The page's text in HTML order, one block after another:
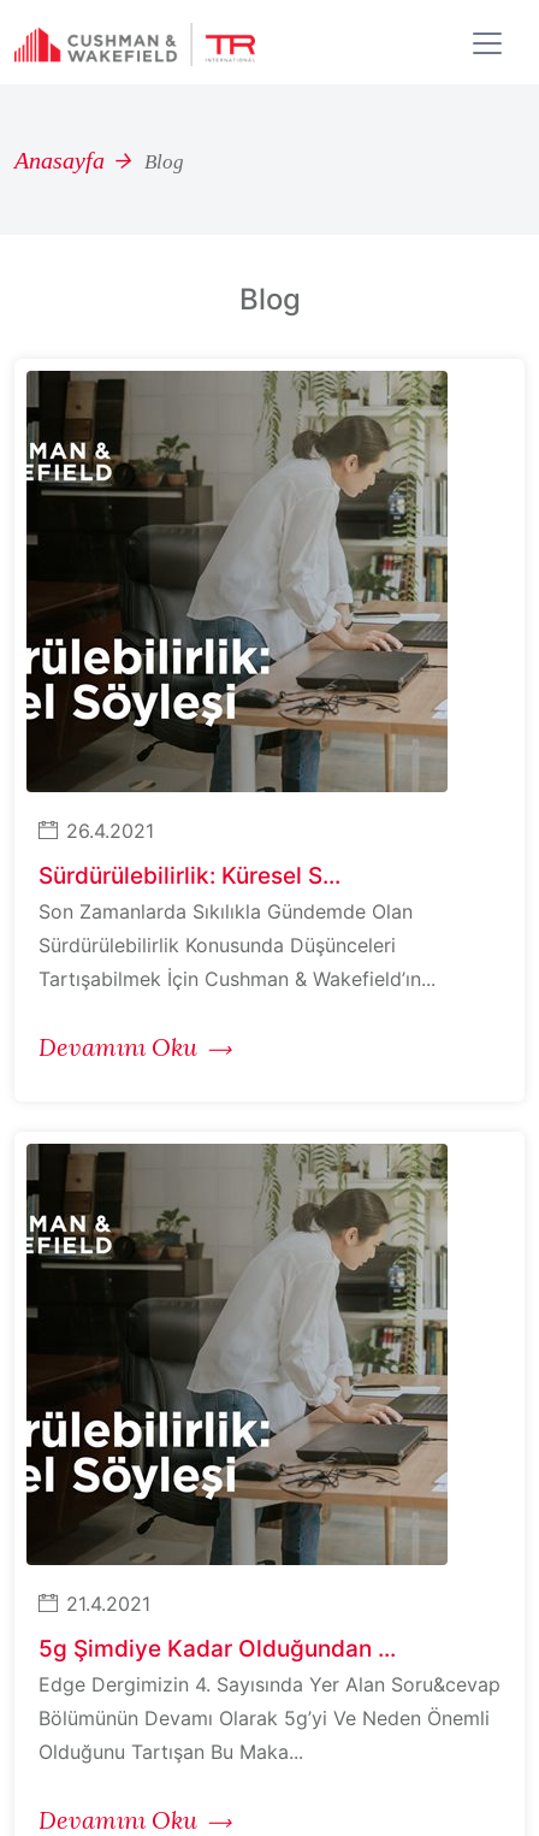
Anasayfa Blog
Blog
26.4.2021
Sürdürülebilirlik: Küresel S...
Son Zamanlarda Sıkılıkla Gündemde Olan
Sürdürülebilirlik Konusunda Düşünceleri
Tartışabilmek İçin Cushman & Wakefield’ın...
Devamını Oku
21.4.2021
5g Şimdiye Kadar Olduğundan ...
Edge Dergimizin 4. Sayısında Yer Alan Soru&cevap
Bölümünün Devamı Olarak 5g’yi Ve Neden Önemli
Olduğunu Tartışan Bu Maka...
Devamını Oku